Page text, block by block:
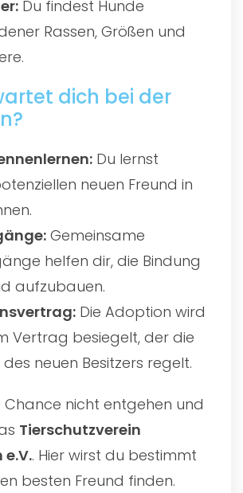
Du findest Hunde
Rassen, Größen und
dich bei der
Du lernst
neuen Freund in
Gemeinsame
helfen dir, die Bindung
aufzubauen.
Die Adoption wird
Vertrag besiegelt, der die
neuen Besitzers regelt.
Chance nicht entgehen und
Tierschutzverein
e.V.. Hier wirst du bestimmt
besten Freund finden.